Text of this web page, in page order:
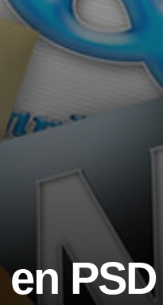
PSD